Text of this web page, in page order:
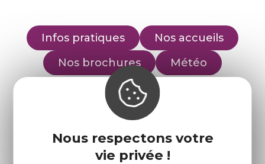
Nous respectons votre
vie privée !
Infos pratiques
Nos accueils
Nos brochures
Météo
Retrouvez-nous sur :
Espace pro Partenaires